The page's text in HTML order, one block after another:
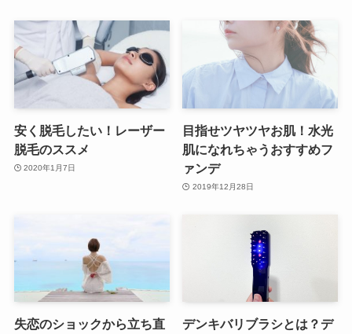
安く脱毛したい！レーザー
脱毛のススメ
2020年1月7日
目指せツヤツヤお肌！水光
肌になれちゃうおすすめフ
ァンデ
2019年12月28日
失恋のショックから立ち直
デンキバリブラシとは？デ